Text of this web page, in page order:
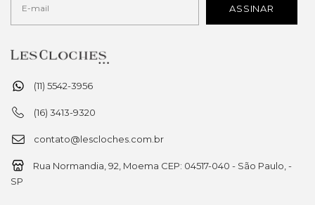
(11) 5542-3956
(16) 3413-9320
contato@lescloches.com.br
Rua Normandia, 92, Moema CEP: 04517-040 - São Paulo, -
SP